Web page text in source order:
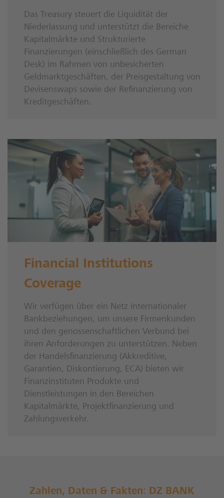
Das Treasury steuert die Liquidität der
Niederlassung und unterstützt die Bereiche
Kapitalmärkte und Strukturierte
Finanzierungen (einschließlich des German
Desk) im Rahmen von unbesicherten
Geldmarktgeschäften, der Preisgestaltung von
Devisenswaps sowie der Refinanzierung von
Kreditgeschäften.
Financial Institutions
Coverage
Wir verfügen über ein Netz internationaler
Bankbeziehungen, um unsere Firmenkunden
und den genossenschaftlichen Verbund bei
ihren Anforderungen zu unterstützen. Neben
der Handelsfinanzierung (Akkreditive,
Garantien, Diskontierung, ECA) bieten wir
Finanzinstituten Produkte und
Dienstleistungen in den Bereichen
Kapitalmärkte, Projektfinanzierung und
Zahlungsverkehr.
Zahlen, Daten & Fakten: DZ BANK